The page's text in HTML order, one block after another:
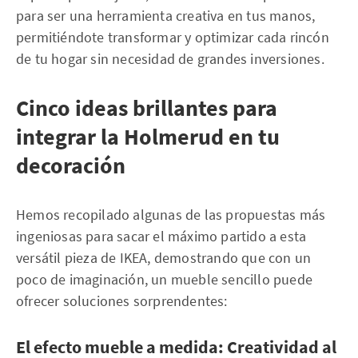
para ser una herramienta creativa en tus manos,
permitiéndote transformar y optimizar cada rincón
de tu hogar sin necesidad de grandes inversiones.
Cinco ideas brillantes para
integrar la Holmerud en tu
decoración
Hemos recopilado algunas de las propuestas más
ingeniosas para sacar el máximo partido a esta
versátil pieza de IKEA, demostrando que con un
poco de imaginación, un mueble sencillo puede
ofrecer soluciones sorprendentes:
El efecto mueble a medida: Creatividad al